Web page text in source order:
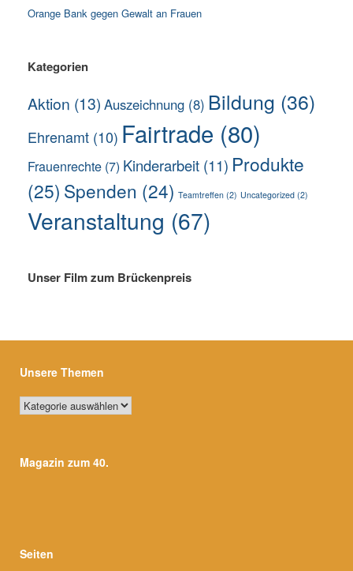
Orange Bank gegen Gewalt an Frauen
Kategorien
Aktion (13) Auszeichnung (8) Bildung (36)
Ehrenamt (10) Fairtrade (80)
Frauenrechte (7) Kinderarbeit (11) Produkte
(25) Spenden (24) Teamtreffen (2) Uncategorized (2)
Veranstaltung (67)
Unser Film zum Brückenpreis
Unsere Themen
Unsere
Themen
Magazin zum 40.
Seiten